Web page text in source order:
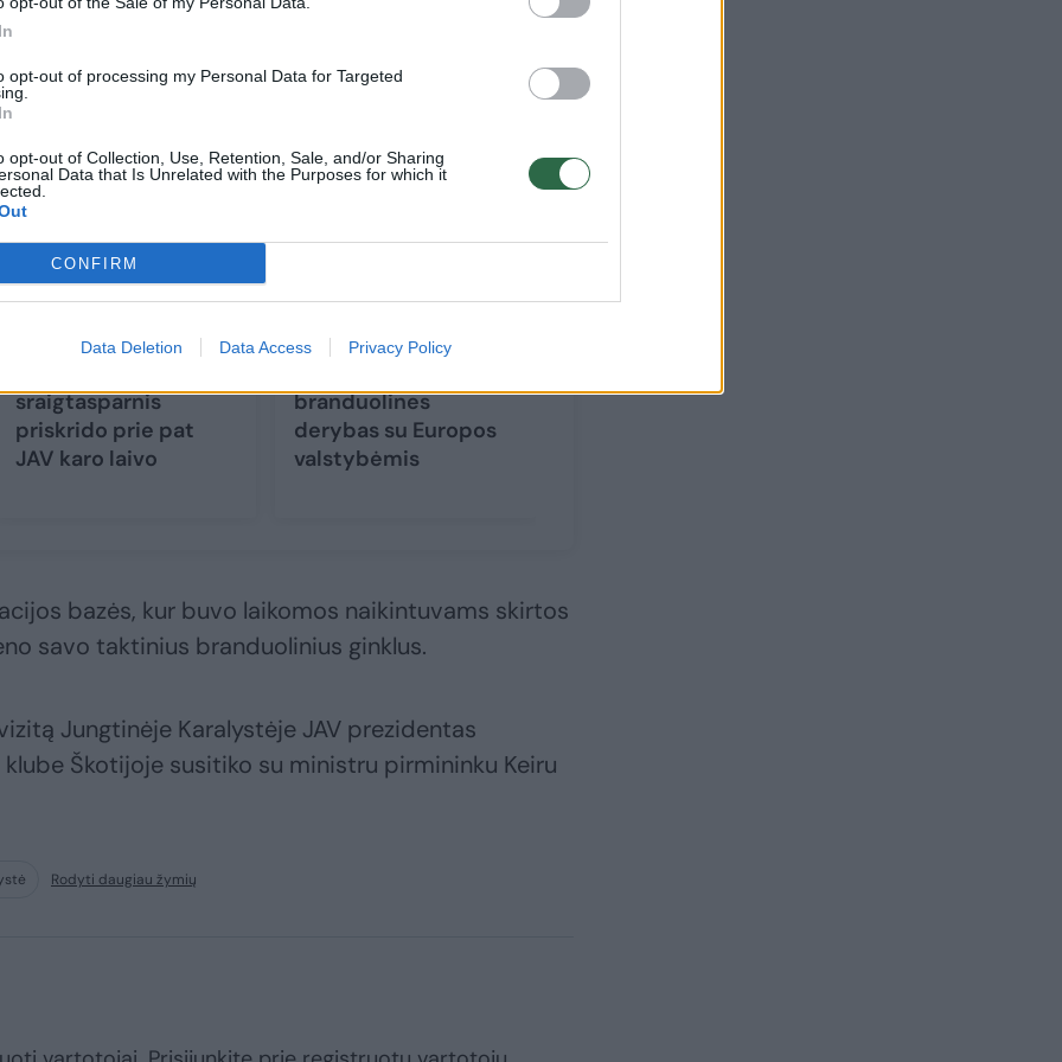
opt-out of processing my Personal Data for Targeted
opt-out of Collection, Use, Retention, Sale, and/or Sharing
Data that Is Unrelated with the Purposes for which it
CONFIRM
Data Deletion Data Access Privacy Policy
Apsikeitė
sraigtasparnis
priskrido prie pat
JAV karo laivo
Iranas praneša
branduolines
derybas su Europos
valstybėmis
bazės, kur buvo laikomos naikintuvams skirtos
savo taktinius branduolinius ginklus.
Jungtinėje Karalystėje JAV prezidentas
Škotijoje susitiko su ministru pirmininku Keiru
Rodyti daugiau žymių